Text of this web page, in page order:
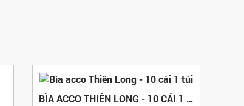
BÌA ACCO THIÊN LONG - 10 CÁI 1 TÚI